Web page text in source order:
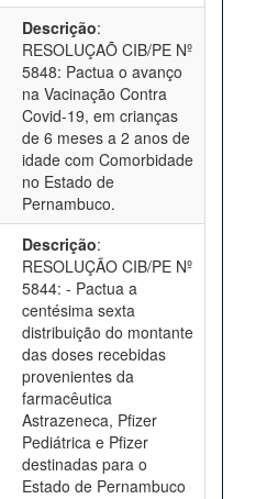
Descrição:
RESOLUÇAÕ CIB/PE Nº
5848: Pactua o avanço
na Vacinação Contra
Covid-19, em crianças
de 6 meses a 2 anos de
idade com Comorbidade
no Estado de
Pernambuco.
Descrição:
RESOLUÇÃO CIB/PE Nº
5844: - Pactua a
centésima sexta
distribuição do montante
das doses recebidas
provenientes da
farmacêutica
Astrazeneca, Pfizer
Pediátrica e Pfizer
destinadas para o
Estado de Pernambuco